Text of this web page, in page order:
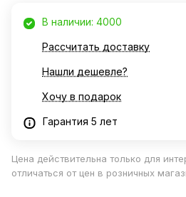
В наличии: 4000
Рассчитать доставку
Нашли дешевле?
Хочу в подарок
Гарантия 5 лет
Цена действительна только для
отличаться от цен в розничных